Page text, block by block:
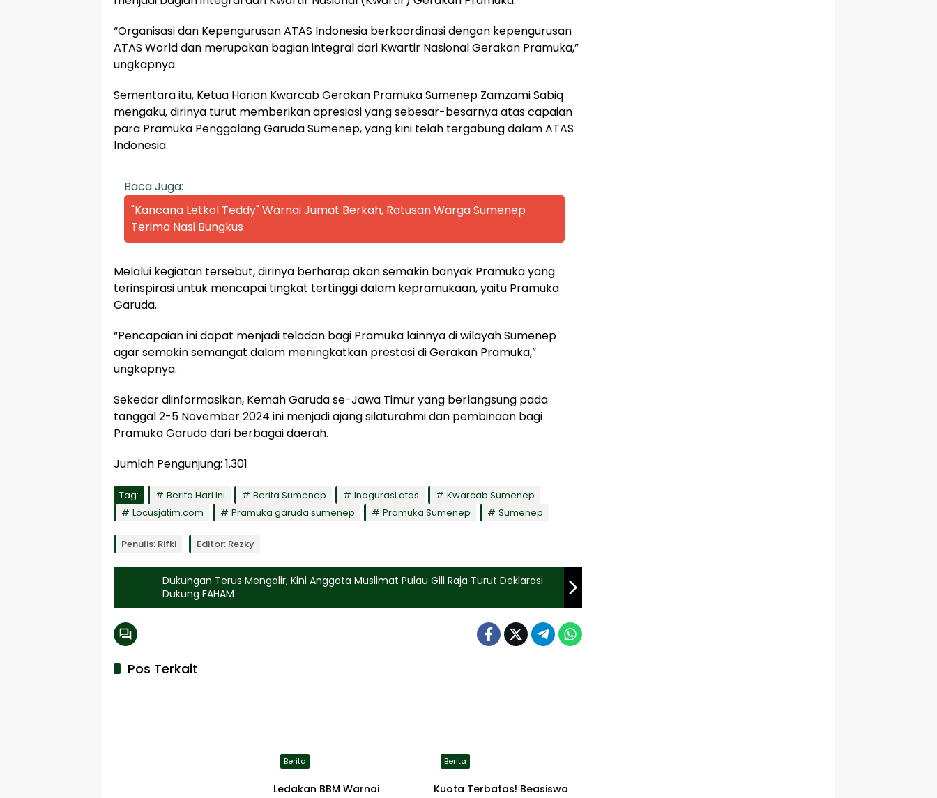
“Organisasi dan Kepengurusan ATAS Indonesia berkoordinasi dengan kepengurusan
ATAS World dan merupakan bagian integral dari Kwartir Nasional Gerakan Pramuka,”
ungkapnya.
Sementara itu, Ketua Harian Kwarcab Gerakan Pramuka Sumenep Zamzami Sabiq
mengaku, dirinya turut memberikan apresiasi yang sebesar-besarnya atas capaian
para Pramuka Penggalang Garuda Sumenep, yang kini telah tergabung dalam ATAS
Indonesia.
Baca Juga:
"Kancana Letkol Teddy" Warnai Jumat Berkah, Ratusan Warga Sumenep
Terima Nasi Bungkus
Melalui kegiatan tersebut, dirinya berharap akan semakin banyak Pramuka yang
terinspirasi untuk mencapai tingkat tertinggi dalam kepramukaan, yaitu Pramuka
Garuda.
“Pencapaian ini dapat menjadi teladan bagi Pramuka lainnya di wilayah Sumenep
agar semakin semangat dalam meningkatkan prestasi di Gerakan Pramuka,”
ungkapnya.
Sekedar diinformasikan, Kemah Garuda se-Jawa Timur yang berlangsung pada
tanggal 2-5 November 2024 ini menjadi ajang silaturahmi dan pembinaan bagi
Pramuka Garuda dari berbagai daerah.
Jumlah Pengunjung: 1,301
Tag: Berita Hari Ini Berita Sumenep Inagurasi atas
Kwarcab Sumenep
Locusjatim.com
Pramuka garuda sumenep Pramuka Sumenep Sumenep
Penulis: Rifki Editor: Rezky
Dukungan Terus Mengalir, Kini Anggota Muslimat Pulau Gili Raja Turut Deklarasi
Dukung FAHAM
Pos Terkait
Berita
Ledakan BBM Warnai
Berita
Kuota Terbatas! Beasiswa